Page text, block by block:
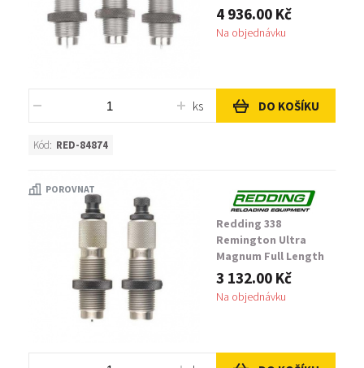
Set
4 936.00 Kč
Na objednávku
ks DO KOŠÍKU
Kód: RED-84874
POROVNAT
Redding 338
Remington Ultra
Magnum Full Length
Die Set
3 132.00 Kč
Na objednávku